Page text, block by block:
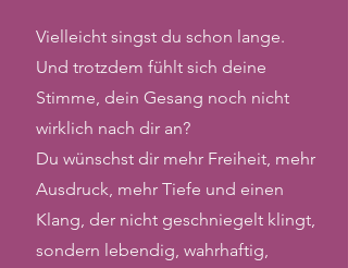
Vielleicht singst du schon lange.
Und trotzdem fühlt sich deine
Stimme, dein Gesang noch nicht
wirklich nach dir an?
Du wünschst dir mehr Freiheit, mehr
Ausdruck, mehr Tiefe und einen
Klang, der nicht geschniegelt klingt,
sondern lebendig, wahrhaftig,